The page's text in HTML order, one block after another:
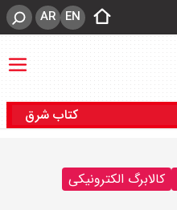
EN
AR
کتاب شرق
کالابرگ الکترونیکی